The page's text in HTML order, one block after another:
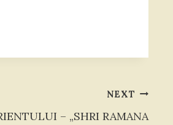
NEXT
– „SHRI RAMANA